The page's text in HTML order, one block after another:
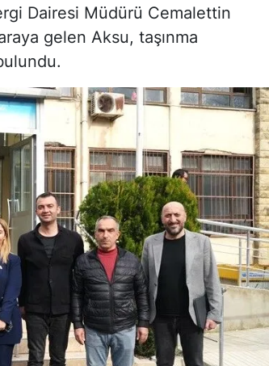
Dairesi Müdürü Cemalettin
gelen Aksu, taşınma